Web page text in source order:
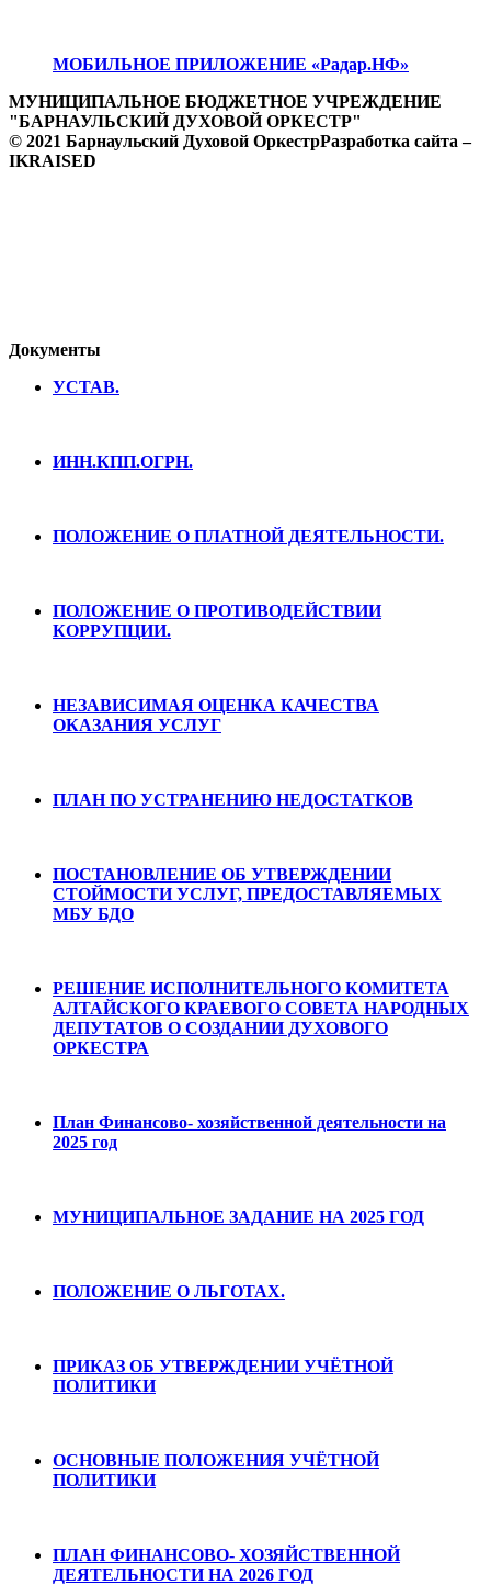
МОБИЛЬНОЕ ПРИЛОЖЕНИЕ «Радар.НФ»
МУНИЦИПАЛЬНОЕ БЮДЖЕТНОЕ УЧРЕЖДЕНИЕ
"БАРНАУЛЬСКИЙ ДУХОВОЙ ОРКЕСТР"
© 2021 Барнаульский Духовой ОркестрРазработка сайта –
IKRAISED
Документы
УСТАВ.
ИНН.КПП.ОГРН.
ПОЛОЖЕНИЕ О ПЛАТНОЙ ДЕЯТЕЛЬНОСТИ.
ПОЛОЖЕНИЕ О ПРОТИВОДЕЙСТВИИ
КОРРУПЦИИ.
НЕЗАВИСИМАЯ ОЦЕНКА КАЧЕСТВА
ОКАЗАНИЯ УСЛУГ
ПЛАН ПО УСТРАНЕНИЮ НЕДОСТАТКОВ
ПОСТАНОВЛЕНИЕ ОБ УТВЕРЖДЕНИИ
СТОЙМОСТИ УСЛУГ, ПРЕДОСТАВЛЯЕМЫХ
МБУ БДО
РЕШЕНИЕ ИСПОЛНИТЕЛЬНОГО КОМИТЕТА
АЛТАЙСКОГО КРАЕВОГО СОВЕТА НАРОДНЫХ
ДЕПУТАТОВ О СОЗДАНИИ ДУХОВОГО
ОРКЕСТРА
План Финансово- хозяйственной деятельности на
2025 год
МУНИЦИПАЛЬНОЕ ЗАДАНИЕ НА 2025 ГОД
ПОЛОЖЕНИЕ О ЛЬГОТАХ.
ПРИКАЗ ОБ УТВЕРЖДЕНИИ УЧЁТНОЙ
ПОЛИТИКИ
ОСНОВНЫЕ ПОЛОЖЕНИЯ УЧЁТНОЙ
ПОЛИТИКИ
ПЛАН ФИНАНСОВО- ХОЗЯЙСТВЕННОЙ
ДЕЯТЕЛЬНОСТИ НА 2026 ГОД